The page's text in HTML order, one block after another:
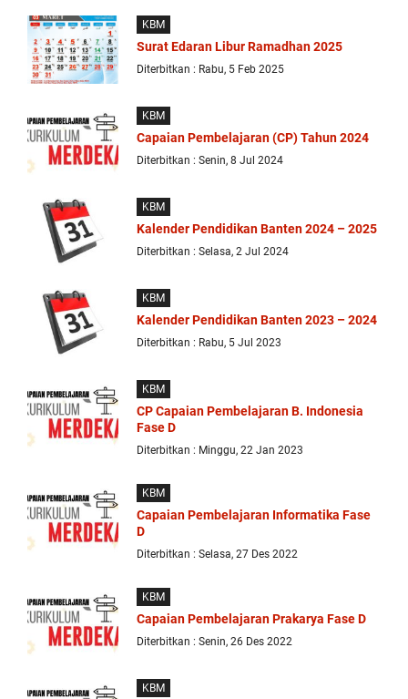
perpetual
calendar
replica
watches
surely
present:
including
astronomical
replica
submariner .
observed
through
sapphire
KBM
Surat Edaran Libur Ramadhan 2025
Diterbitkan : Rabu, 5 Feb 2025
KBM
Capaian Pembelajaran (CP) Tahun 2024
Diterbitkan : Senin, 8 Jul 2024
KBM
Kalender Pendidikan Banten 2024 – 2025
Diterbitkan : Selasa, 2 Jul 2024
KBM
Kalender Pendidikan Banten 2023 – 2024
Diterbitkan : Rabu, 5 Jul 2023
KBM
CP Capaian Pembelajaran B. Indonesia
Fase D
Diterbitkan : Minggu, 22 Jan 2023
KBM
Capaian Pembelajaran Informatika Fase
D
Diterbitkan : Selasa, 27 Des 2022
KBM
Capaian Pembelajaran Prakarya Fase D
Diterbitkan : Senin, 26 Des 2022
KBM